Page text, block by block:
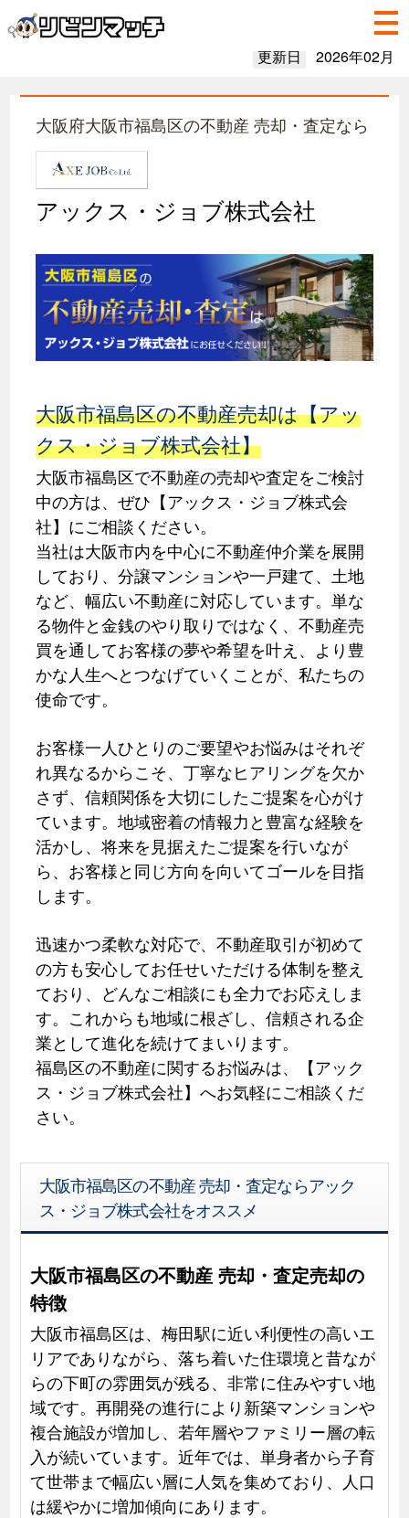
更新日 2026年02月
大阪府大阪市福島区の不動産 売却・査定なら
アックス・ジョブ株式会社
大阪市福島区の不動産売却は【アッ
クス・ジョブ株式会社】
大阪市福島区で不動産の売却や査定をご検討
中の方は、ぜひ【アックス・ジョブ株式会
社】にご相談ください。
当社は大阪市内を中心に不動産仲介業を展開
しており、分譲マンションや一戸建て、土地
など、幅広い不動産に対応しています。単な
る物件と金銭のやり取りではなく、不動産売
買を通してお客様の夢や希望を叶え、より豊
かな人生へとつなげていくことが、私たちの
使命です。
お客様一人ひとりのご要望やお悩みはそれぞ
れ異なるからこそ、丁寧なヒアリングを欠か
さず、信頼関係を大切にしたご提案を心がけ
ています。地域密着の情報力と豊富な経験を
活かし、将来を見据えたご提案を行いなが
ら、お客様と同じ方向を向いてゴールを目指
します。
迅速かつ柔軟な対応で、不動産取引が初めて
の方も安心してお任せいただける体制を整え
ており、どんなご相談にも全力でお応えしま
す。これからも地域に根ざし、信頼される企
業として進化を続けてまいります。
福島区の不動産に関するお悩みは、【アック
ス・ジョブ株式会社】へお気軽にご相談くだ
さい。
大阪市福島区の不動産 売却・査定ならアック
ス・ジョブ株式会社をオススメ
大阪市福島区の不動産 売却・査定売却の
特徴
大阪市福島区は、梅田駅に近い利便性の高いエ
リアでありながら、落ち着いた住環境と昔なが
らの下町の雰囲気が残る、非常に住みやすい地
域です。再開発の進行により新築マンションや
複合施設が増加し、若年層やファミリー層の転
入が続いています。近年では、単身者から子育
て世帯まで幅広い層に人気を集めており、人口
は緩やかに増加傾向にあります。